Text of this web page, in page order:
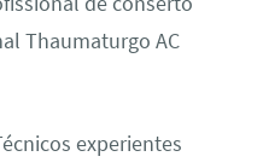
Thaumaturgo AC
experientes